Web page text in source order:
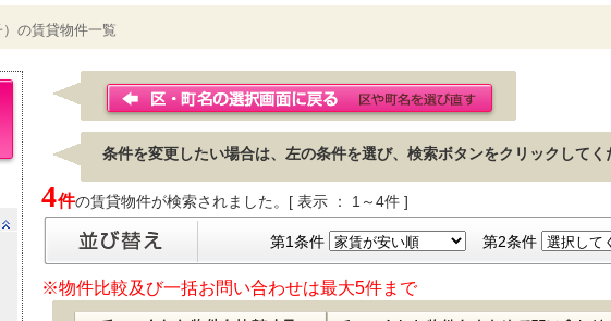
の賃貸物件一覧
条件を変更したい場合は、左の条件を選び、検索ボタンをクリックしてく
4件の賃貸物件が検索されました。[ 表示 ： 1～4件 ]
第1条件 第2条件
※物件比較及び一括お問い合わせは最大5件まで